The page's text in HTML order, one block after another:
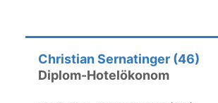
Christian Sernatinger (46)
Diplom-Hotelökonom